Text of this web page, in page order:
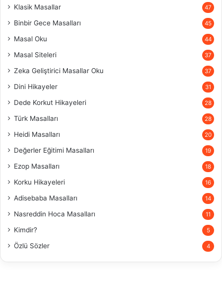
Klasik Masallar 47
Binbir Gece Masalları 45
Masal Oku 44
Masal Siteleri 37
Zeka Geliştirici Masallar Oku 37
Dini Hikayeler 31
Dede Korkut Hikayeleri 28
Türk Masalları 28
Heidi Masalları 20
Değerler Eğitimi Masalları 19
Ezop Masalları 18
Korku Hikayeleri 16
Adisebaba Masalları 14
Nasreddin Hoca Masalları 11
Kimdir? 5
Özlü Sözler 4